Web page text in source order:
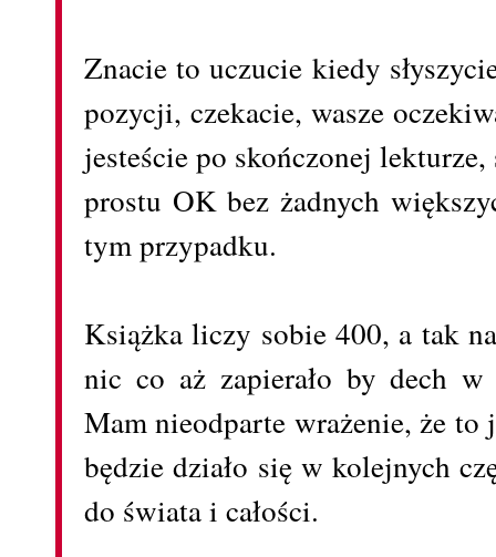
Znacie to uczucie kiedy
pozycji, czekacie, wasze
jesteście po skończonej
prostu OK bez żadnych
tym przypadku.
Książka liczy sobie 400, a tak
nic co aż zapierało by dech w
Mam nieodparte wrażenie, że
będzie działo się w kolejnych
do świata i całości.